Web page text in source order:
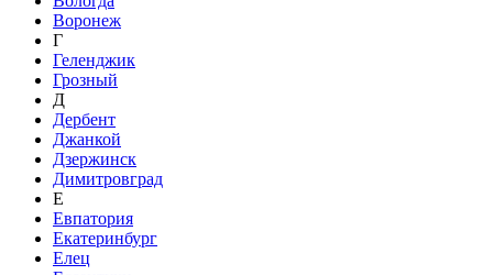
Воронеж
Г
Геленджик
Грозный
Д
Дербент
Джанкой
Дзержинск
Димитровград
Е
Евпатория
Екатеринбург
Елец